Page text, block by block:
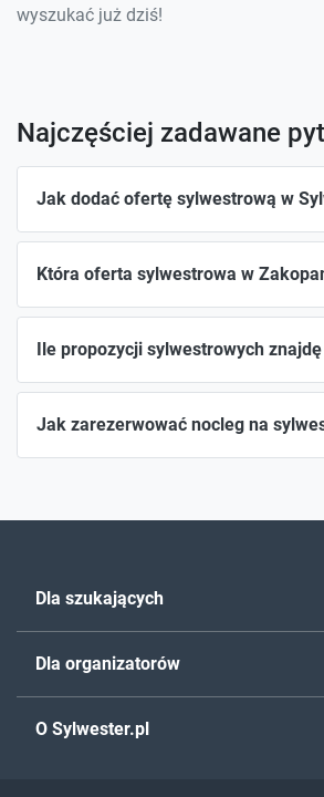
wyszukać już dziś!
Najczęściej zadawane
Jak dodać ofertę sylwestrową w
Która oferta sylwestrowa w
Ile propozycji sylwestrowych
Jak zarezerwować nocleg na
Dla szukających
Dla organizatorów
O Sylwester.pl